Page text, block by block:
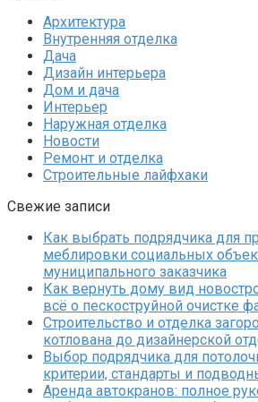
Архитектура
Внутренняя отделка
Дача
Дизайн интерьера
Дом и дача
Интерьер
Наружная отделка
Новости
Ремонт и отделка
Строительные лайфхаки
Свежие записи
Как выбрать подрядчика для
меблировки социальных
муниципального заказчика
Как вернуть дому вид
всё о пескоструйной очистке
Строительство и отделка
котлована до дизайнерской
Выбор подрядчика для
критерии, стандарты и
Аренда автокранов: полное